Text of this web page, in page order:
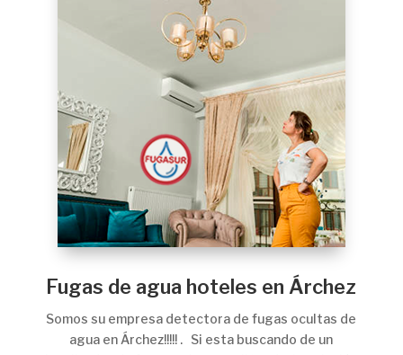
Fugas de agua hoteles en Árchez
Somos su empresa detectora de fugas ocultas de
agua en Árchez!!!!! . Si esta buscando de un